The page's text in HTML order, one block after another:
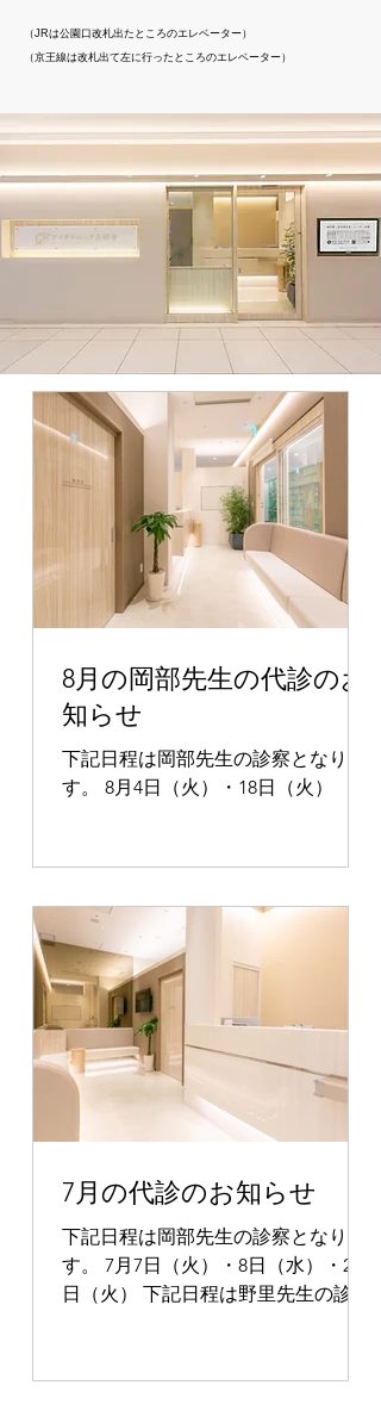
8月の岡部先生の代診のお
知らせ
下記日程は岡部先生の診察となりま
す。 8月4日（火）・18日（火）
7月の代診のお知らせ
下記日程は岡部先生の診察となりま
す。 7月7日（火）・8日（水）・28
日（火） 下記日程は野里先生の診察
（JRは公園口改札出たところのエレベーター）
（京王線は改札出て左に行ったところのエレベーター）